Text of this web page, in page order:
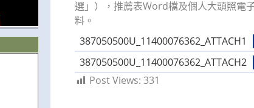
選」），推薦表Word檔及個人大頭照電
料。
387050500U_11400076362_ATTACH1
387050500U_11400076362_ATTACH2
Post Views: 331